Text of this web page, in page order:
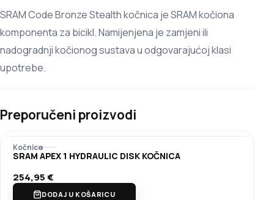
SRAM Code Bronze Stealth kočnica je SRAM kočiona
komponenta za bicikl. Namijenjena je zamjeni ili
nadogradnji kočionog sustava u odgovarajućoj klasi
upotrebe.
Preporučeni proizvodi
Kočnice
SRAM APEX 1 HYDRAULIC DISK KOČNICA
254,95€
DODAJ U KOŠARICU